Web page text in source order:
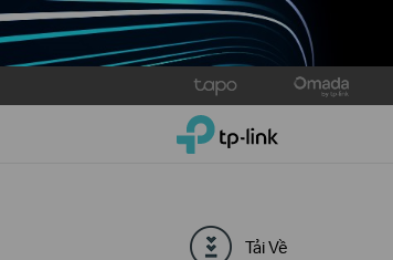
to
TP-Link, Reliably Smart
Tải Về